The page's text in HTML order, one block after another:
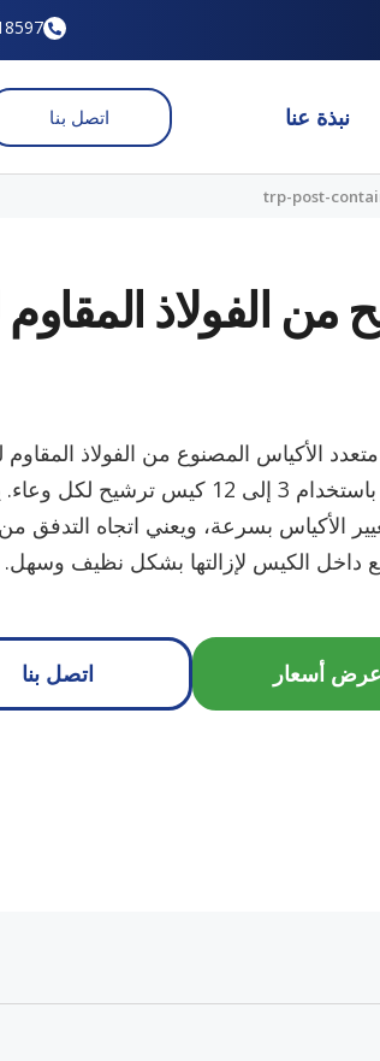
نبذة عنا اتصل بنا
الفولاذ المقاوم
الأكياس المصنوع من الفولاذ
كبيرة للسوائل اللزجة باستخدام 3 إلى
الأكياس بسرعة، ويعني اتجاه التدفق
داخل الكيس لإزالتها بشكل نظيف وسهل.
أسعار اتصل بنا